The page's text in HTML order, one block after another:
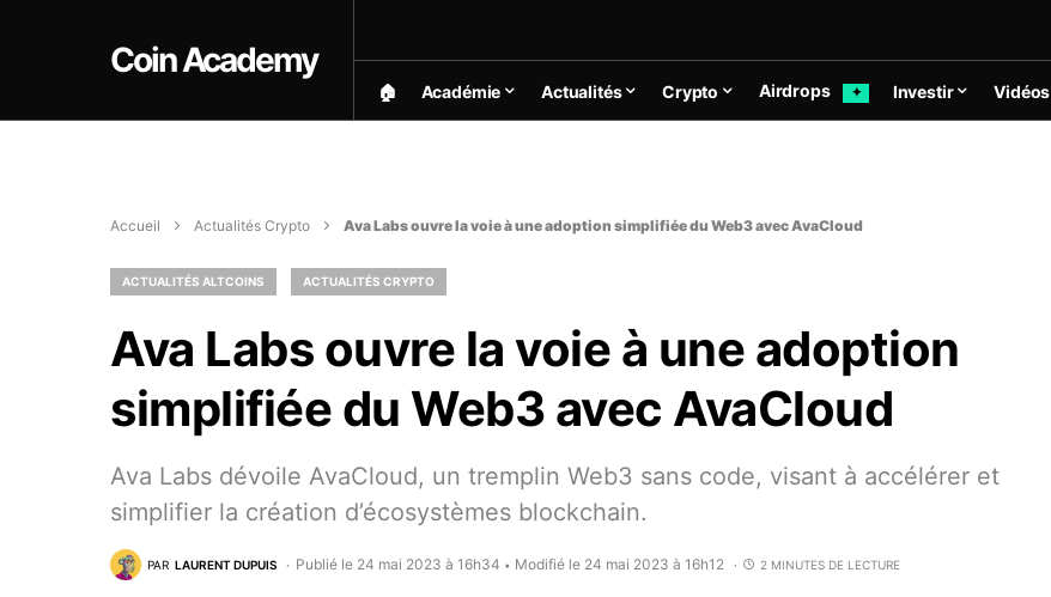
Coin Academy
🏠︎ Académie Actualités Crypto Airdrops ✦ Investir Vidéos
Accueil Actualités Crypto Ava Labs ouvre la voie à une adoption simplifiée du Web3 avec AvaCloud
ACTUALITÉS ALTCOINS ACTUALITÉS CRYPTO
Ava Labs ouvre la voie à une adoption
simplifiée du Web3 avec AvaCloud
Ava Labs dévoile AvaCloud, un tremplin Web3 sans code, visant à accélérer et
simplifier la création d’écosystèmes blockchain.
PAR LAURENT DUPUIS Publié le 24 mai 2023 à 16h34 • Modifié le 24 mai 2023 à 16h12 2 MINUTES DE LECTURE